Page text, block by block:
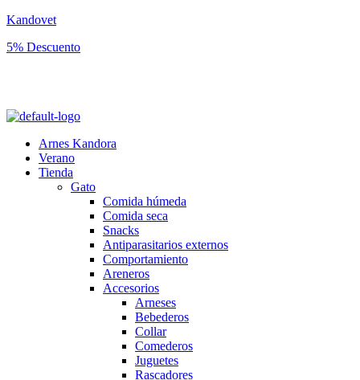
Kandovet
5% Descuento
Arnes Kandora
Verano
Tienda
Gato
Comida húmeda
Comida seca
Snacks
Antiparasitarios externos
Comportamiento
Areneros
Accesorios
Arneses
Bebederos
Collar
Comederos
Juguetes
Rascadores